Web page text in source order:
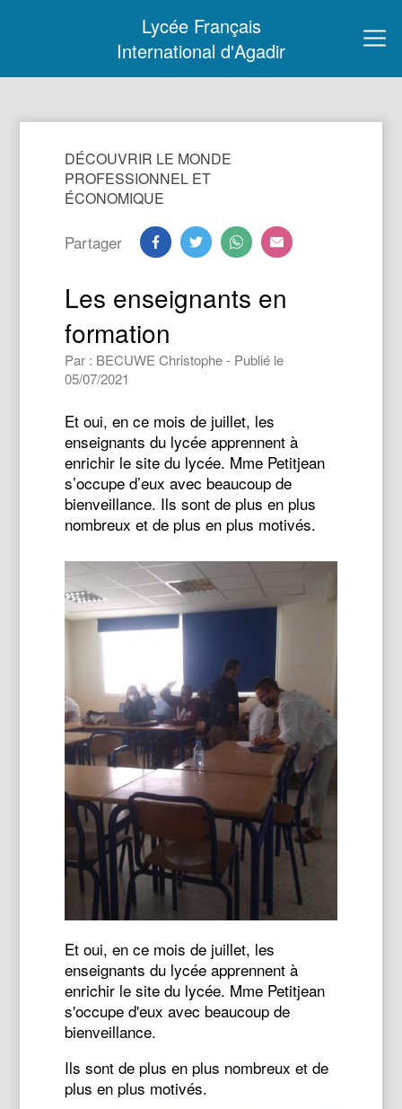
Lycée Français
International d'Agadir
DÉCOUVRIR LE MONDE
PROFESSIONNEL ET
ÉCONOMIQUE
Partager
Les enseignants en
formation
Par : BECUWE Christophe - Publié le
05/07/2021
Et oui, en ce mois de juillet, les
enseignants du lycée apprennent à
enrichir le site du lycée. Mme Petitjean
s’occupe d’eux avec beaucoup de
bienveillance. Ils sont de plus en plus
nombreux et de plus en plus motivés.
Et oui, en ce mois de juillet, les
enseignants du lycée apprennent à
enrichir le site du lycée. Mme Petitjean
s'occupe d'eux avec beaucoup de
bienveillance.
Ils sont de plus en plus nombreux et de
plus en plus motivés.